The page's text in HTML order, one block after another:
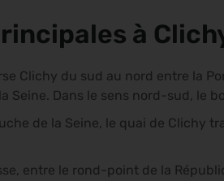
à
Clichy du sud au nord entre la
Seine. Dans le sens nord-sud, le
de la Seine, le quai de Clichy
entre le rond-point de la